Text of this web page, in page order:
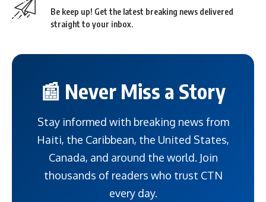
Be keep up! Get the latest breaking news delivered
straight to your inbox.
📰 Never Miss a Story
Stay informed with breaking news from
Haiti, the Caribbean, the United States,
Canada, and around the world. Join
thousands of readers who trust CTN
every day.